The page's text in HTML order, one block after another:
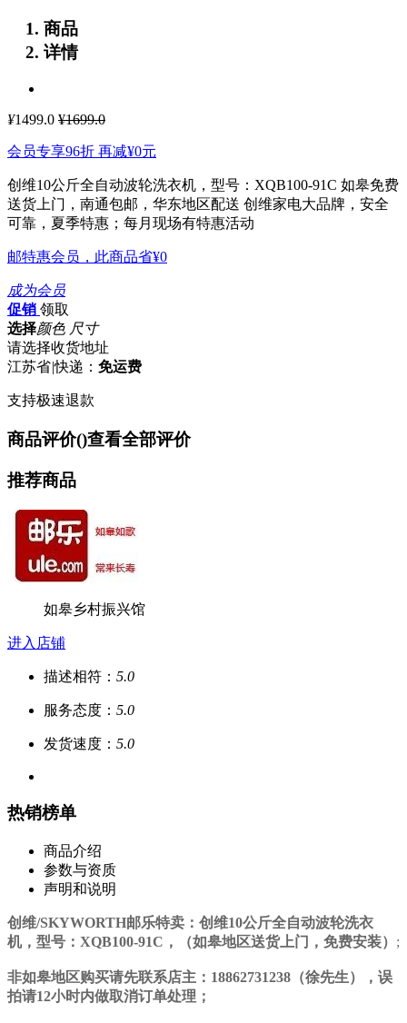
商品
详情
¥1499.0 ¥1699.0
会员专享96折 再减¥0元
创维10公斤全自动波轮洗衣机，型号：XQB100-91C 如皋免费
送货上门，南通包邮，华东地区配送 创维家电大品牌，安全
可靠，夏季特惠；每月现场有特惠活动
邮特惠会员，此商品省¥0
成为会员
促销 领取
选择颜色 尺寸
请选择收货地址
江苏省|快递： 免运费
支持极速退款
商品评价()查看全部评价
推荐商品
如皋乡村振兴馆
进入店铺
描述相符： 5.0
服务态度： 5.0
发货速度： 5.0
热销榜单
商品介绍
参数与资质
声明和说明
创维/SKYWORTH邮乐特卖：创维10公斤全自动波轮洗衣
机，型号：XQB100-91C，（如皋地区送货上门，免费安装） ;
非如皋地区购买请先联系店主：18862731238（徐先生），误
拍请12小时内做取消订单处理；